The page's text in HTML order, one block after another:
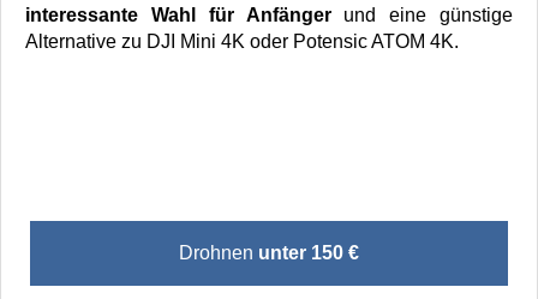
interessante Wahl für Anfängerund eine günstige
Alternative zu DJI Mini 4K oder Potensic ATOM 4K.
Drohnen unter 150 €